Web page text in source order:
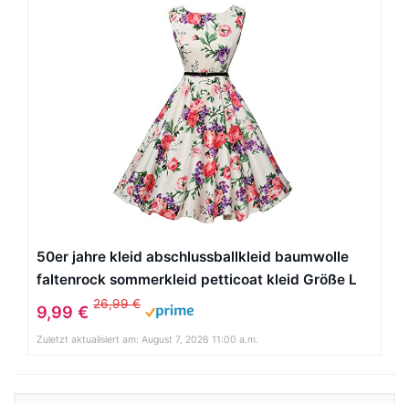
50er jahre kleid abschlussballkleid baumwolle
faltenrock sommerkleid petticoat kleid Größe L
CL6086-21
9,99 € 26,99 €
Zuletzt aktualisiert am: August 7, 2026 11:00 a.m.